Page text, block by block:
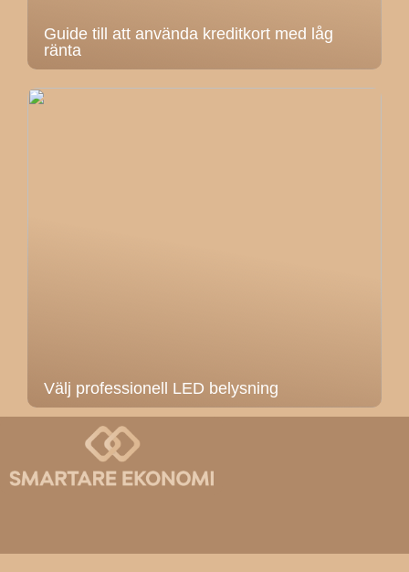
Guide till att använda kreditkort med låg
ränta
Välj professionell LED belysning